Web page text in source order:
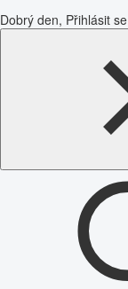
Dobrý den, Přihlásit se